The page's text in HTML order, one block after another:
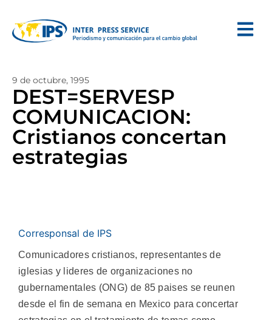
9 de octubre, 1995
DEST=SERVESP
COMUNICACION:
Cristianos concertan
estrategias
Corresponsal de IPS
Comunicadores cristianos, representantes de
iglesias y lideres de organizaciones no
gubernamentales (ONG) de 85 paises se reunen
desde el fin de semana en Mexico para concertar